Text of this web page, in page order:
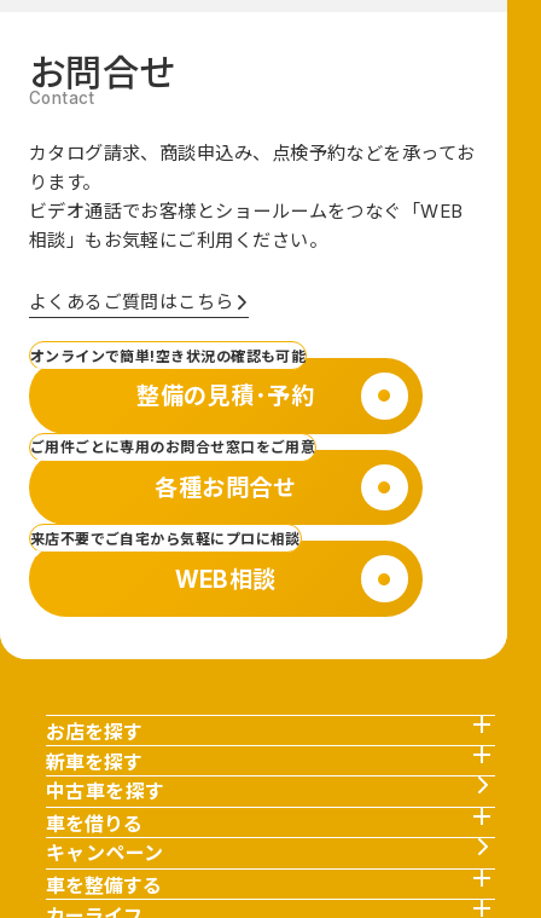
お問合せ
カタログ請求、商談申込み、点検予約などを承ってお
ります。
ビデオ通話でお客様とショールームをつなぐ
「WEB
相談」も お気軽にご利用ください。
よくあるご質問はこちら
オンラインで簡単!空き状況の確認も可能
整備の見積･予約
ご用件ごとに専用のお問合せ窓口をご用意
各種お問合せ
来店不要でご自宅から気軽にプロに相談
WEB相談
お店を探す
新車を探す
中古車を探す
車を借りる
キャンペーン
車を整備する